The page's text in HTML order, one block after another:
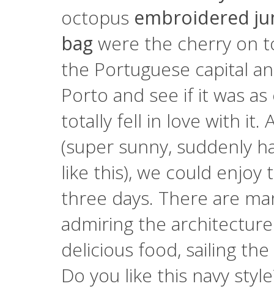
octopus embroidered
bag were the cherry on
the Portuguese capital
Porto and see if it was
totally fell in love with it.
(super sunny, suddenly
like this), we could
three days. There are
admiring the
delicious food, sailing
Do you like this navy